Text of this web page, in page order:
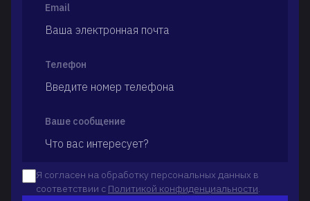
Email
Телефон
Ваше сообщение
Я согласен на обработку персональных данных в
соответствии с Политикой конфиденциальности.